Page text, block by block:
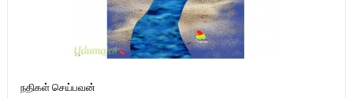
நதிகள் செய்பவன்